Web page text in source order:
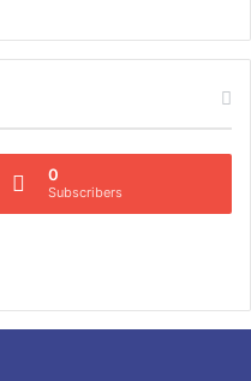
0
Subscribers